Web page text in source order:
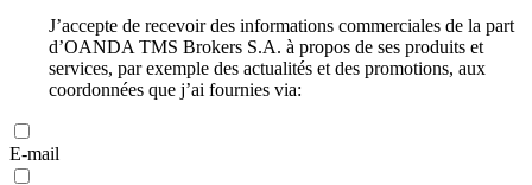
J’accepte de recevoir des informations commerciales de la part
d’OANDA TMS Brokers S.A. à propos de ses produits et
services, par exemple des actualités et des promotions, aux
coordonnées que j’ai fournies via:
E-mail